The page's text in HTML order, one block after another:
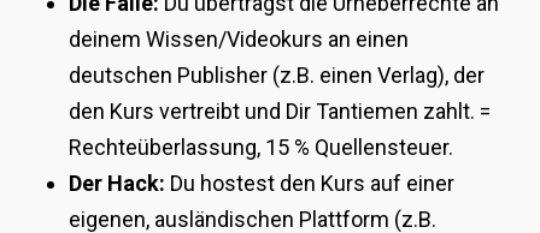
deinem Wissen/Videokurs an einen
deutschen Publisher (z.B. einen Verlag), der
den Kurs vertreibt und Dir Tantiemen zahlt. =
Rechteüberlassung, 15 % Quellensteuer.
Der Hack: Du hostest den Kurs auf einer
eigenen, ausländischen Plattform (z.B.